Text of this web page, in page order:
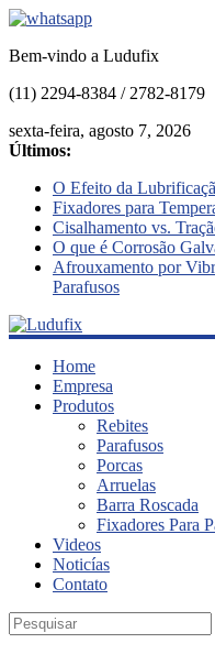
Bem-vindo a Ludufix
(11) 2294-8384 / 2782-8179
sexta-feira, agosto 7, 2026
Últimos:
O Efeito da
Fixadores para
Cisalhamento vs.
O que é Corrosão
Afrouxamento por
Parafusos
Ludufix
Fixadores
Home
Empresa
Produtos
Rebites
Parafusos
Porcas
Arruelas
Barra Roscada
Fixadores Para
Videos
Noticías
Contato